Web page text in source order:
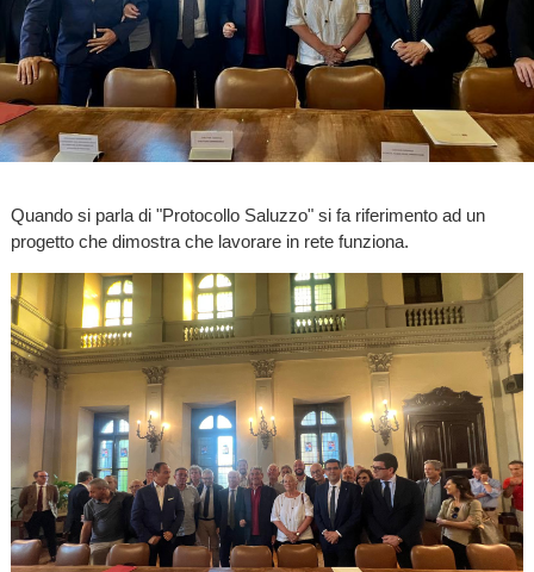
Quando si parla di "Protocollo Saluzzo" si fa riferimento ad un
progetto che dimostra che lavorare in rete funziona.